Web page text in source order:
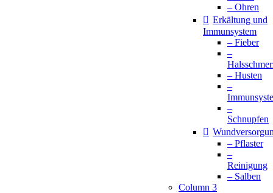
– Ohren
Erkältung und
Immunsystem
– Fieber
–
– Husten
–
–
Schnupfen
– Pflaster
–
Reinigung
– Salben
Column 3